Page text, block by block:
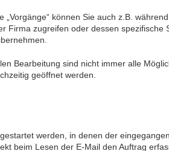
„Vorgänge“ können Sie auch z.B.
Firma zugreifen oder dessen
Bearbeitung sind nicht immer alle
geöffnet werden.
werden, in denen der
beim Lesen der E-Mail den Auftrag